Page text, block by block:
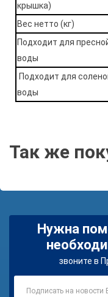
крышка)
Вес нетто (кг)
Подходит для
воды
Подходит для
воды
Так же
Нужна
звоните в